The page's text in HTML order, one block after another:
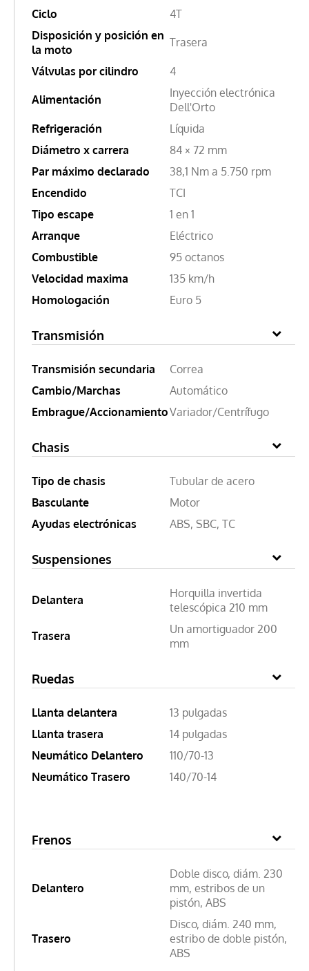
Ciclo
4T
Disposición y posición en
la moto
Trasera
Válvulas por cilindro 4
Alimentación
Inyección electrónica
Dell'Orto
Refrigeración
Líquida
Diámetro x carrera
84 × 72 mm
Par máximo declarado
38,1 Nm a 5.750 rpm
Encendido
TCI
Tipo escape
1 en 1
Arranque
Eléctrico
Combustible
95 octanos
Velocidad maxima
135 km/h
Homologación
Euro 5
Transmisión
Transmisión secundaria
Correa
Cambio/Marchas
Automático
Embrague/AccionamientoVariador/Centrífugo
Chasis
Tipo de chasis
Tubular de acero
Basculante
Motor
Ayudas electrónicas
ABS, SBC, TC
Suspensiones
Delantera
Horquilla invertida
telescópica 210 mm
Trasera
Un amortiguador 200
mm
Ruedas
Llanta delantera
13 pulgadas
Llanta trasera
14 pulgadas
Neumático Delantero
110/70-13
Neumático Trasero
140/70-14
Frenos
Delantero
Doble disco, diám. 230
mm, estribos de un
pistón, ABS
Trasero
Disco, diám. 240 mm,
estribo de doble pistón,
ABS